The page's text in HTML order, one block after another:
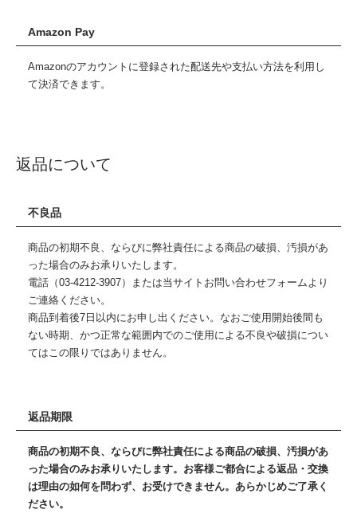
Amazon Pay
Amazonのアカウントに登録された配送先や支払い方法を利用し
て決済できます。
返品について
不良品
商品の初期不良、ならびに弊社責任による商品の破損、汚損があ
った場合のみお承りいたします。
電話（03-4212-3907）または当サイトお問い合わせフォームより
ご連絡ください。
商品到着後7日以内にお申し出ください。なおご使用開始後間も
ない時期、かつ正常な範囲内でのご使用による不良や破損につい
てはこの限りではありません。
返品期限
商品の初期不良、ならびに弊社責任による商品の破損、汚損があ
った場合のみお承りいたします。お客様ご都合による返品・交換
は理由の如何を問わず、お受けできません。あらかじめご了承く
ださい。